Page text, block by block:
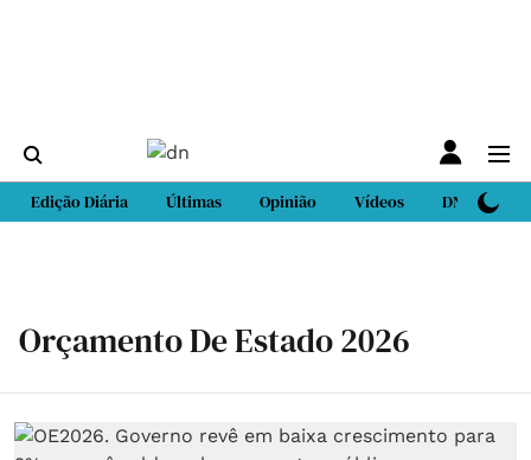
Edição Diária Últimas Opinião Vídeos DN Sport
Orçamento De Estado 2026